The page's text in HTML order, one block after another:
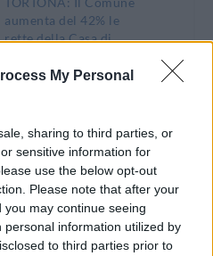
My Personal
sharing to third parties, or
sensitive information for
use the below opt-out
Please note that after your
may continue seeing
information utilized by
to third parties prior to
aumenta del 42% le
rette della Casa di
Tre milioni il passivo
In "Tortona"